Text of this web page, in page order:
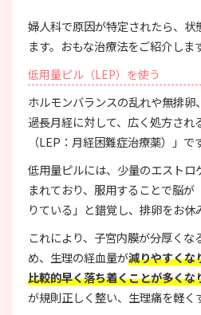
婦人科で原因が特定されたら、状
ます。おもな治療法をご紹介しま
低用量ピル（LEP）を使う
ホルモンバランスの乱れや無排
過長月経に対して、広く処方され
（LEP：月経困難症治療薬）」で
低用量ピルには、少量のエスト
まれており、服用することで脳
りている」と錯覚し、排卵をお休
これにより、子宮内膜が分厚く
め、生理の経血量が減りやすくな
比較的早く落ち着くことが多くな
が規則正しく整い、生理痛を軽く